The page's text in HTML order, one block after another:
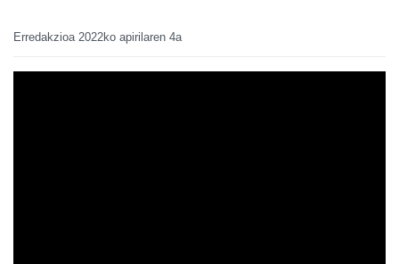
Erredakzioa 2022ko apirilaren 4a